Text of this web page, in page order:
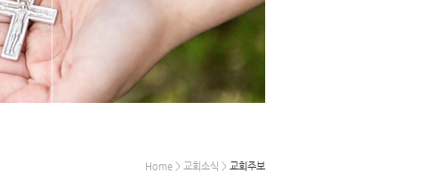
Home > 교회소식 > 교회주보